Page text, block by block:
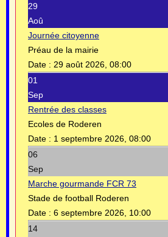
29
Aoû
Journée citoyenne
Préau de la mairie
Date : 29 août 2026, 08:00
01
Sep
Rentrée des classes
Ecoles de Roderen
Date : 1 septembre 2026, 08:00
06
Sep
Marche gourmande FCR 73
Stade de football Roderen
Date : 6 septembre 2026, 10:00
14